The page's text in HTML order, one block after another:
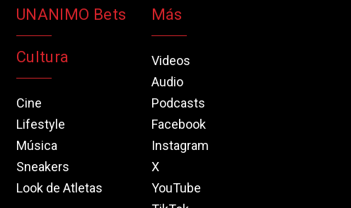
UNANIMO Bets
Cultura
Cine
Lifestyle
Música
Sneakers
Look de Atletas
Más
Videos
Audio
Podcasts
Facebook
Instagram
X
YouTube